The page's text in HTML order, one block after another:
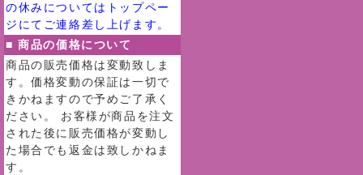
の休みについてはトップペー
ジにてご連絡差し上げます。
■ 商品の価格について
商品の販売価格は変動致しま
す。価格変動の保証は一切で
きかねますので予めご了承く
ださい。 お客様が商品を注文
された後に販売価格が変動し
た場合でも返金は致しかねま
す。